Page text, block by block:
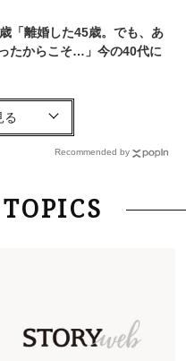
「離婚した45歳。でも、あ
たからこそ…」今の40代に
白Tシャツは「パール×ゴー
褒め言葉？“若い＝美しい”と
い直す“理想の老後”の呪縛
】
Recommended by